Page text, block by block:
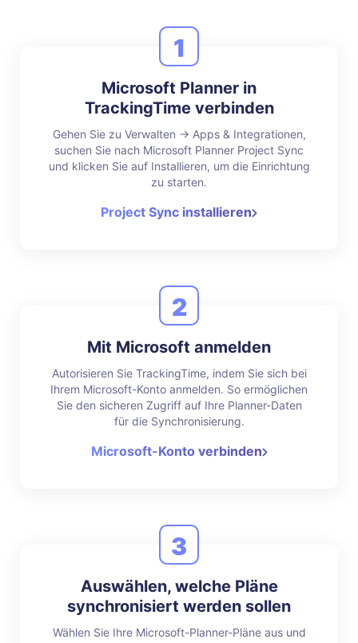
1
Microsoft Planner in
TrackingTime verbinden
Gehen Sie zu Verwalten → Apps & Integrationen,
suchen Sie nach Microsoft Planner Project Sync
und klicken Sie auf Installieren, um die Einrichtung
zu starten.
Project Sync installieren
2
Mit Microsoft anmelden
Autorisieren Sie TrackingTime, indem Sie sich bei
Ihrem Microsoft-Konto anmelden. So ermöglichen
Sie den sicheren Zugriff auf Ihre Planner-Daten
für die Synchronisierung.
Microsoft-Konto verbinden
3
Auswählen, welche Pläne
synchronisiert werden sollen
Wählen Sie Ihre Microsoft-Planner-Pläne aus und